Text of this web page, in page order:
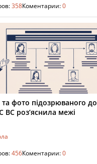
358Коментарии:0
фото підозрюваного до
роз’яснила межі
456Коментарии:0